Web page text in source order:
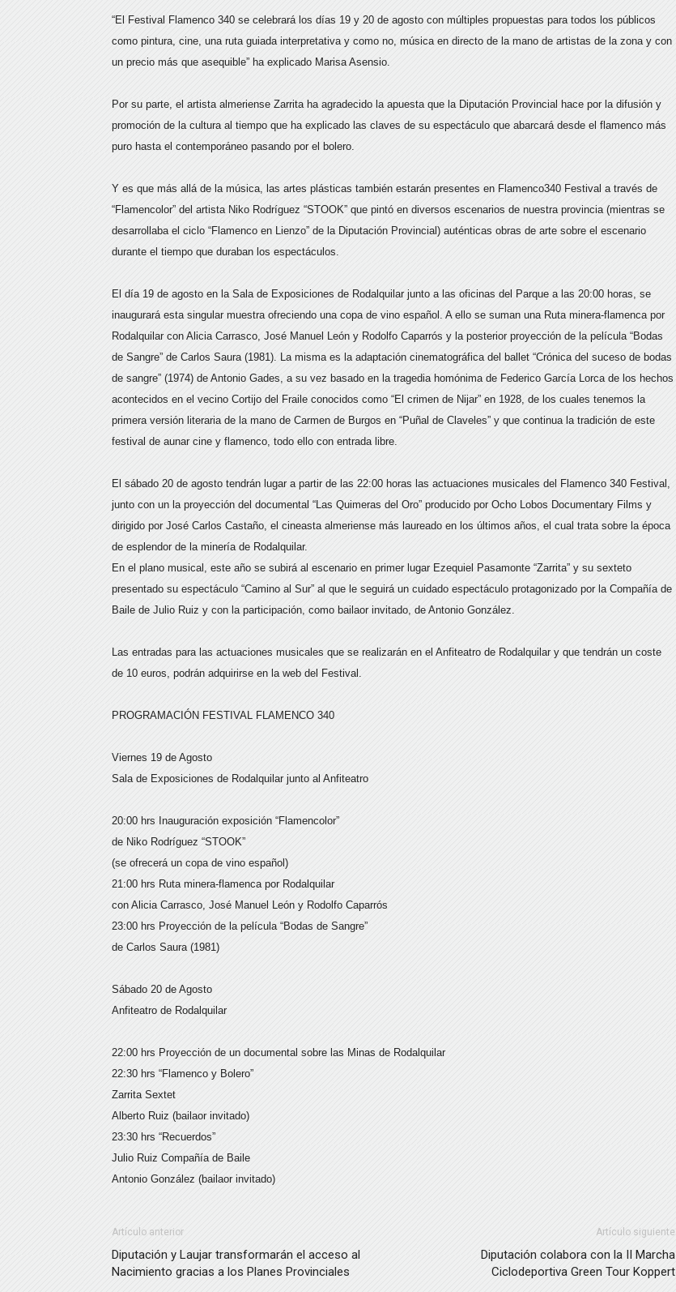
“El Festival Flamenco 340 se celebrará los días 19 y 20 de agosto con múltiples propuestas para todos los públicos
como pintura, cine, una ruta guiada interpretativa y como no, música en directo de la mano de artistas de la zona y con
un precio más que asequible” ha explicado Marisa Asensio.
Por su parte, el artista almeriense Zarrita ha agradecido la apuesta que la Diputación Provincial hace por la difusión y
promoción de la cultura al tiempo que ha explicado las claves de su espectáculo que abarcará desde el flamenco más
puro hasta el contemporáneo pasando por el bolero.
Y es que más allá de la música, las artes plásticas también estarán presentes en Flamenco340 Festival a través de
“Flamencolor” del artista Niko Rodríguez “STOOK” que pintó en diversos escenarios de nuestra provincia (mientras se
desarrollaba el ciclo “Flamenco en Lienzo” de la Diputación Provincial) auténticas obras de arte sobre el escenario
durante el tiempo que duraban los espectáculos.
El día 19 de agosto en la Sala de Exposiciones de Rodalquilar junto a las oficinas del Parque a las 20:00 horas, se
inaugurará esta singular muestra ofreciendo una copa de vino español. A ello se suman una Ruta minera-flamenca por
Rodalquilar con Alicia Carrasco, José Manuel León y Rodolfo Caparrós y la posterior proyección de la película “Bodas
de Sangre” de Carlos Saura (1981). La misma es la adaptación cinematográfica del ballet “Crónica del suceso de bodas
de sangre” (1974) de Antonio Gades, a su vez basado en la tragedia homónima de Federico García Lorca de los hechos
acontecidos en el vecino Cortijo del Fraile conocidos como “El crimen de Nijar” en 1928, de los cuales tenemos la
primera versión literaria de la mano de Carmen de Burgos en “Puñal de Claveles” y que continua la tradición de este
festival de aunar cine y flamenco, todo ello con entrada libre.
El sábado 20 de agosto tendrán lugar a partir de las 22:00 horas las actuaciones musicales del Flamenco 340 Festival,
junto con un la proyección del documental “Las Quimeras del Oro” producido por Ocho Lobos Documentary Films y
dirigido por José Carlos Castaño, el cineasta almeriense más laureado en los últimos años, el cual trata sobre la época
de esplendor de la minería de Rodalquilar.
En el plano musical, este año se subirá al escenario en primer lugar Ezequiel Pasamonte “Zarrita” y su sexteto
presentado su espectáculo “Camino al Sur” al que le seguirá un cuidado espectáculo protagonizado por la Compañía de
Baile de Julio Ruiz y con la participación, como bailaor invitado, de Antonio González.
Las entradas para las actuaciones musicales que se realizarán en el Anfiteatro de Rodalquilar y que tendrán un coste
de 10 euros, podrán adquirirse en la web del Festival.
PROGRAMACIÓN FESTIVAL FLAMENCO 340
Viernes 19 de Agosto
Sala de Exposiciones de Rodalquilar junto al Anfiteatro
20:00 hrs Inauguración exposición “Flamencolor”
de Niko Rodríguez “STOOK”
(se ofrecerá un copa de vino español)
21:00 hrs Ruta minera-flamenca por Rodalquilar
con Alicia Carrasco, José Manuel León y Rodolfo Caparrós
23:00 hrs Proyección de la película “Bodas de Sangre”
de Carlos Saura (1981)
Sábado 20 de Agosto
Anfiteatro de Rodalquilar
22:00 hrs Proyección de un documental sobre las Minas de Rodalquilar
22:30 hrs “Flamenco y Bolero”
Zarrita Sextet
Alberto Ruiz (bailaor invitado)
23:30 hrs “Recuerdos”
Julio Ruiz Compañía de Baile
Antonio González (bailaor invitado)
Artículo anterior
Diputación y Laujar transformarán el acceso al
Nacimiento gracias a los Planes Provinciales
Artículo siguiente
Diputación colabora con la II Marcha
Ciclodeportiva Green Tour Koppert